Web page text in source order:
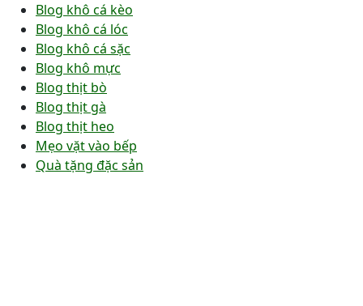
Blog khô cá kèo
Blog khô cá lóc
Blog khô cá sặc
Blog khô mực
Blog thịt bò
Blog thịt gà
Blog thịt heo
Mẹo vặt vào bếp
Quà tặng đặc sản